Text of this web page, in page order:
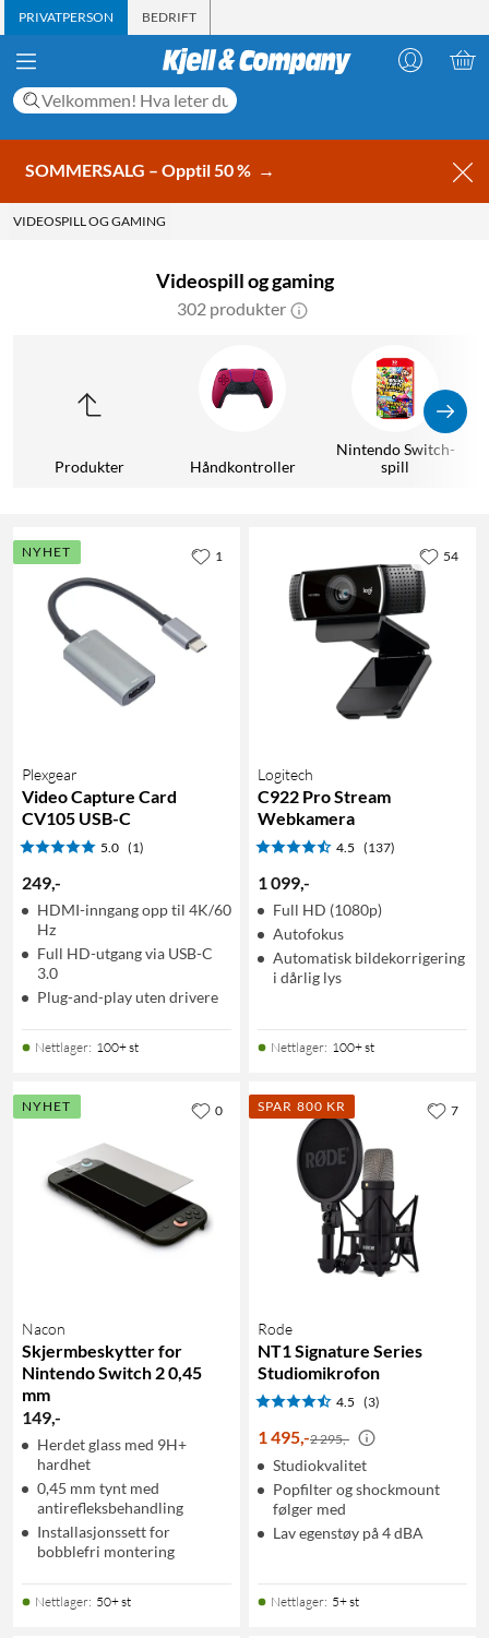
PRIVATPERSON BEDRIFT
SOMMERSALG – Opptil 50 % →
VIDEOSPILL OG GAMING
Videospill og gaming
302 produkter
Produkter Håndkontroller
Nintendo Switch-
spill
NYHET
Plexgear
Video Capture Card
CV105 USB-C
5.0 (1)
249,-
HDMI-inngang opp til 4K/60
Hz
Full HD-utgang via USB-C
3.0
Plug-and-play uten drivere
Nettlager: 100+ st
1
Logitech
C922 Pro Stream
Webkamera
4.5 (137)
1 099,-
Full HD (1080p)
Autofokus
Automatisk bildekorrigering
i dårlig lys
Nettlager: 100+ st
54
NYHET
Nacon
Skjermbeskytter for
Nintendo Switch 2 0,45
mm
149,-
Herdet glass med 9H+
hardhet
0,45 mm tynt med
antirefleksbehandling
Installasjonssett for
bobblefri montering
Nettlager: 50+ st
0 SPAR 800 KR
Rode
NT1 Signature Series
Studiomikrofon
4.5 (3)
1 495,-2 295,-
Studiokvalitet
Popfilter og shockmount
følger med
Lav egenstøy på 4 dBA
Nettlager: 5+ st
7